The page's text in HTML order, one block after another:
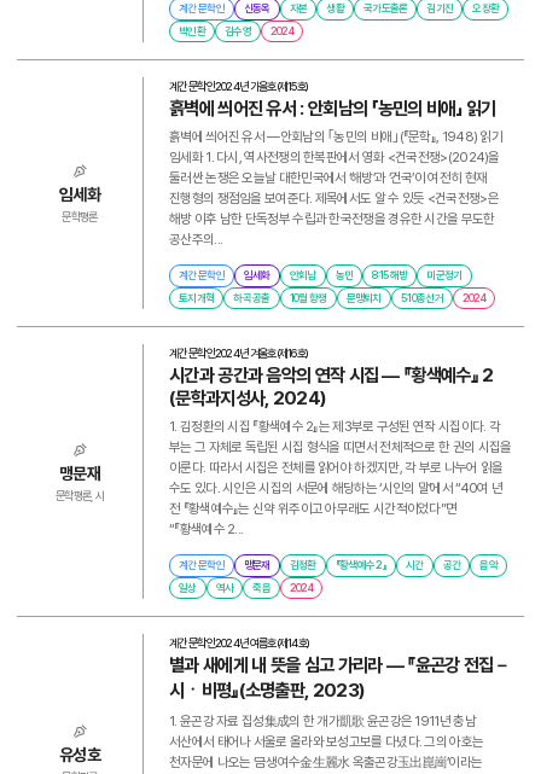
계간 문학인 신동옥 자본 생활 국가도출론 김기진
오장환
박인환
김수영 2024
임세화
문학평론
계간 문학인2024년 가을호(제15호)
흙벽에 씌어진 유서 : 안회남의 「농민의 비애」 읽기
흙벽에 씌어진 유서 ―안회남의 ｢농민의 비애｣(『문학』, 1948) 읽기
임세화 1. 다시, 역사전쟁의 한복판에서 영화 <건국전쟁>(2024)을
둘러싼 논쟁은 오늘날 대한민국에서 ‘해방’과 ‘건국’이 여전히 현재
진행형의 쟁점임을 보여준다. 제목에서도 알 수 있듯 <건국전쟁>은
해방 이후 남한 단독정부 수립과 한국전쟁을 경유한 시간을 무도한
공산주의...
계간 문학인 임세화 안회남 농민 8·15 해방
미군정기
토지개혁
하곡 공출 10월 항쟁 문맹퇴치 5·10총선거 2024
맹문재
문학평론, 시
계간 문학인2024년 겨울호(제16호)
시간과 공간과 음악의 연작 시집 ― 『황색예수』 2
(문학과지성사, 2024)
1. 김정환의 시집 『황색예수 2』는 제3부로 구성된 연작 시집이다. 각
부는 그 자체로 독립된 시집 형식을 띠면서 전체적으로 한 권의 시집을
이룬다. 따라서 시집은 전체를 읽어야 하겠지만, 각 부로 나누어 읽을
수도 있다. 시인은 시집의 서문에 해당하는 ‘시인의 말’에서 “40여 년
전 『황색예수』는 신약 위주이고 아무래도 시간적이었다”면
“『황색예수 2...
계간 문학인 맹문재 김정환 『황색예수 2』 시간 공간
음악
일상
역사 죽음 2024
유성호
계간 문학인2024년 여름호(제14호)
별과 새에게 내 뜻을 심고 가리라 ― 『윤곤강 전집－
시ㆍ비평』(소명출판, 2023)
1. 윤곤강 자료 집성集成의 한 개가凱歌 윤곤강은 1911년 충남
서산에서 태어나 서울로 올라와 보성고보를 다녔다. 그의 아호는
천자문에 나오는 ‘금생여수金生麗水 옥출곤강玉出崑崗’이라는